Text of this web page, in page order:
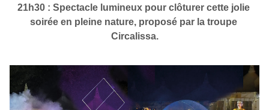
21h30 : Spectacle lumineux pour clôturer cette jolie
soirée en pleine nature, proposé par la troupe
Circalissa.